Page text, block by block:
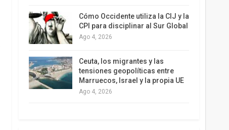
hacia las presidencialesCPI para disciplinar al Sur Global
Ago 4, 2026
tensiones geopolíticas entre
Marruecos, Israel y la propia UE
Ago 4, 2026